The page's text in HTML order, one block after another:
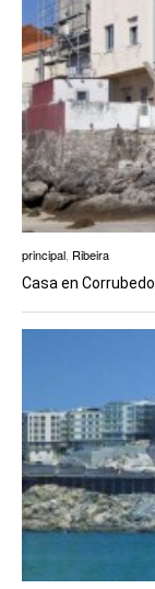
principal Ribeira
Casa en Corrubedo